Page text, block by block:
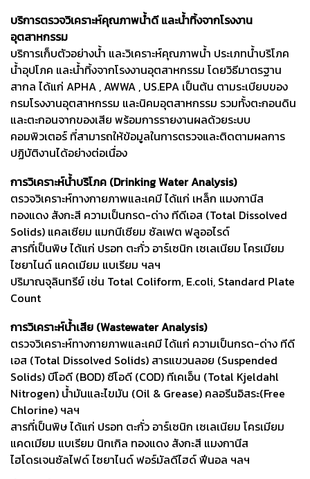
บริการตรวจวิเคราะห์คุณภาพน้ำดี และน้ำทิ้งจากโรงงาน
อุตสาหกรรม
บริการเก็บตัวอย่างน้ำ และวิเคราะห์คุณภาพน้ำ ประเภทน้ำบริโภค
น้ำอุปโภค และน้ำทิ้งจากโรงงานอุตสาหกรรม โดยวิธีมาตรฐาน
สากล ได้แก่ APHA , AWWA , US.EPA เป็นต้น ตามระเบียบของ
กรมโรงงานอุตสาหกรรม และนิคมอุตสาหกรรม รวมทั้งตะกอนดิน
และตะกอนจากของเสีย พร้อมการรายงานผลด้วยระบบ
คอมพิวเตอร์ ที่สามารถให้ข้อมูลในการตรวจและติดตามผลการ
ปฏิบัติงานได้อย่างต่อเนื่อง
การวิเคราะห์น้ำบริโภค (Drinking Water Analysis)
ตรวจวิเคราะห์ทางกายภาพและเคมี ได้แก่ เหล็ก แมงกานีส
ทองแดง สังกะสี ความเป็นกรด-ด่าง ทีดีเอส (Total Dissolved
Solids) แคลเซียม แมกนีเซียม ซัลเฟต ฟลูออไรด์
สารที่เป็นพิษ ได้แก่ ปรอท ตะกั่ว อาร์เซนิก เซเลเนียม โครเมียม
ไซยาไนด์ แคดเมียม แบเรียม ฯลฯ
ปริมาณจุลินทรีย์ เช่น Total Coliform, E.coli, Standard Plate
Count
การวิเคราะห์น้ำเสีย (Wastewater Analysis)
ตรวจวิเคราะห์ทางกายภาพและเคมี ได้แก่ ความเป็นกรด-ด่าง ทีดี
เอส (Total Dissolved Solids) สารแขวนลอย (Suspended
Solids) บีโอดี (BOD) ซีโอดี (COD) ทีเคเอ็น (Total Kjeldahl
Nitrogen) น้ำมันและไขมัน (Oil & Grease) คลอรีนอิสระ(Free
Chlorine) ฯลฯ
สารที่เป็นพิษ ได้แก่ ปรอท ตะกั่ว อาร์เซนิก เซเลเนียม โครเมียม
แคดเมียม แบเรียม นิกเกิล ทองแดง สังกะสี แมงกานีส
ไฮโดรเจนซัลไฟด์ ไซยาไนด์ ฟอร์มัลดีไฮด์ ฟีนอล ฯลฯ